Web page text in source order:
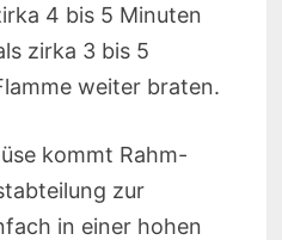
4 bis 5 Minuten
zirka 3 bis 5
weiter braten.
kommt Rahm-
zur
in einer hohen